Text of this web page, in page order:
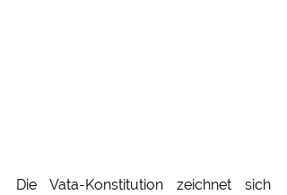
Die Vata-Konstitution zeichnet sich